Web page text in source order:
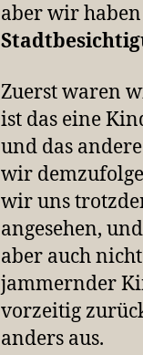
aber wir
Zuerst waren
ist das eine
und das
wir
wir uns
angesehen,
aber auch
jammernder
vorzeitig
anders aus.